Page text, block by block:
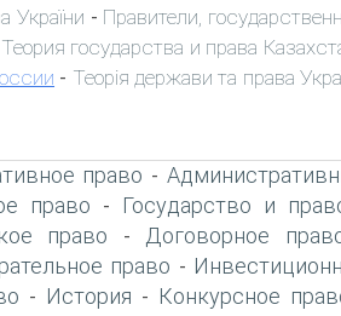
України - Правители,
Теория государства и права
- Теорія держави та права
право -
право - Государство и
право - Договорное
право -
- История - Конкурсное